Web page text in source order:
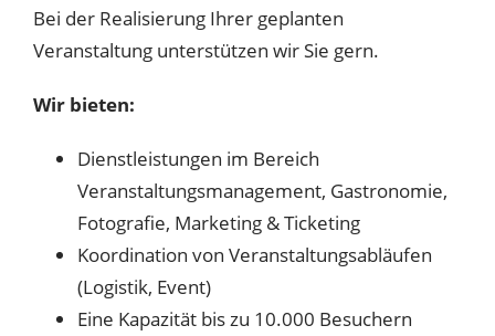
Bei der Realisierung Ihrer geplanten
Veranstaltung unterstützen wir Sie gern.
Wir bieten:
Dienstleistungen im Bereich
Veranstaltungsmanagement, Gastronomie,
Fotografie, Marketing & Ticketing
Koordination von Veranstaltungsabläufen
(Logistik, Event)
Eine Kapazität bis zu 10.000 Besuchern
Firmen – und Privatfeiern
Hochzeit im Stadion
Fakten & Geschichte
Stadionführungen
Mediengalerie
Partner